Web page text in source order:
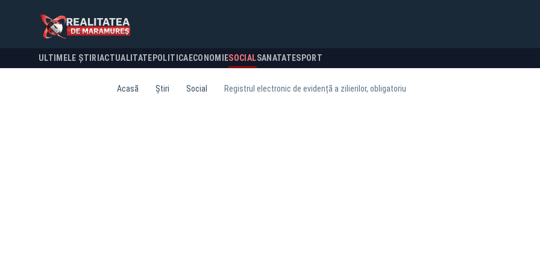
ULTIMELE ȘTIRI ACTUALITATE POLITICA ECONOMIESOCIALSANATATESPORT
Acasă Știri Social Registrul electronic de evidență a zilierilor, obligatoriu